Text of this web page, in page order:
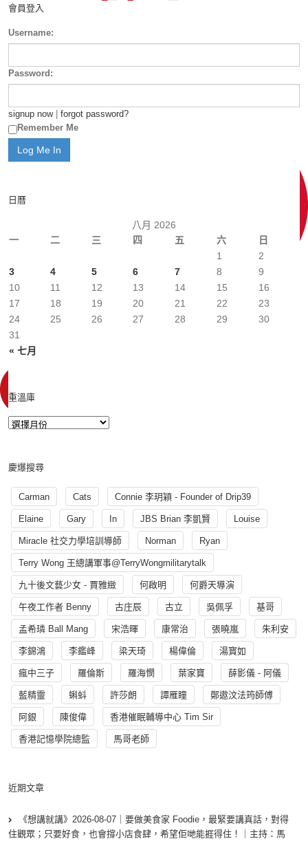
會員登入
Username:
Password:
signup now| forgot password?
Remember Me
日曆
八月 2026
一
二 三 四 五 六 日
« 七月
1
2
3
4 5 6 7 8
9
10
11 12 13 14 15
16
17
18 19 20 21 22
23
24
25 26 27 28 29
30
31
重溫庫
慶爆搜尋
Carman Cats Connie 李玥穎 - Founder of Drip39
Elaine Gary In JBS Brian 李凱賢 Louise
Miracle 社交力學培訓導師 Norman Ryan
Terry Wong 王總講軍事@TerryWongmilitarytalk
九十後文藝少女 - 賈雅緻 何啟明 何爵天導演
午夜工作者 Benny 古庄辰 古立 吳佩孚 基哥
孟希璘 Ball Mang 宋浩暉 康常治 張曉嵐 朱利安
李錦鴻 李鑑峰 梁天琦 楊偉倫 湯寳如
瘋中三子 羅倫斯 羅海憫 葉家寶 薛影儀 - 阿儀
藍精靈 蝌蚪 許莎朗 譚雁瞳 鄭遨汶法筠師傅
阿銀 陳俊偉 香港催眠輔導中心 Tim Sir
香港記憶學院總監 馬哥老師
近期文章
《想講就講》2026-08-07｜要做美食家 Foodie，最緊要講真話，對得
住觀眾；只要好食，也會撐小店食肆，希望佢哋能捱得住！｜主持：馬